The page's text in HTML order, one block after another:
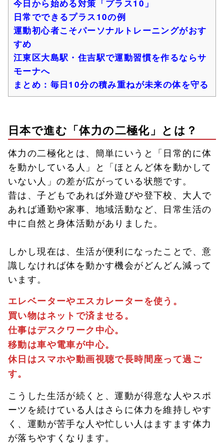
今日から始める対策「プラス10」
日常でできるプラス10の例
運動初心者こそパーソナルトレーニングがおす
すめ
江東区大島駅・住吉駅で運動習慣を作るならサ
モーナへ
まとめ：毎日10分の積み重ねが未来の体を守る
日本で進む「体力の二極化」とは？
体力の二極化とは、簡単にいうと「日常的に体
を動かしている人」と「ほとんど体を動かして
いない人」の差が広がっている状態です。
昔は、子どもであれば外遊びや登下校、大人で
あれば通勤や家事、地域活動など、日常生活の
中に自然と身体活動がありました。
しかし現在は、生活が便利になったことで、意
識しなければ体を動かす機会がどんどん減って
います。
エレベーターやエスカレーターを使う。
買い物はネットで済ませる。
仕事はデスクワーク中心。
移動は車や電車が中心。
休日はスマホや動画視聴で長時間座って過ご
す。
こうした生活が続くと、運動が得意な人やスポ
ーツを続けている人はさらに体力を維持しやす
く、運動が苦手な人や忙しい人はますます体力
が落ちやすくなります。